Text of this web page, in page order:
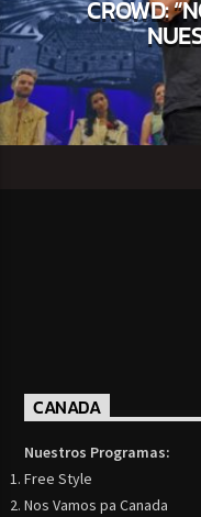
CROWD:
CANADA
Nuestros Programas:
Free Style
Nos Vamos pa Canada